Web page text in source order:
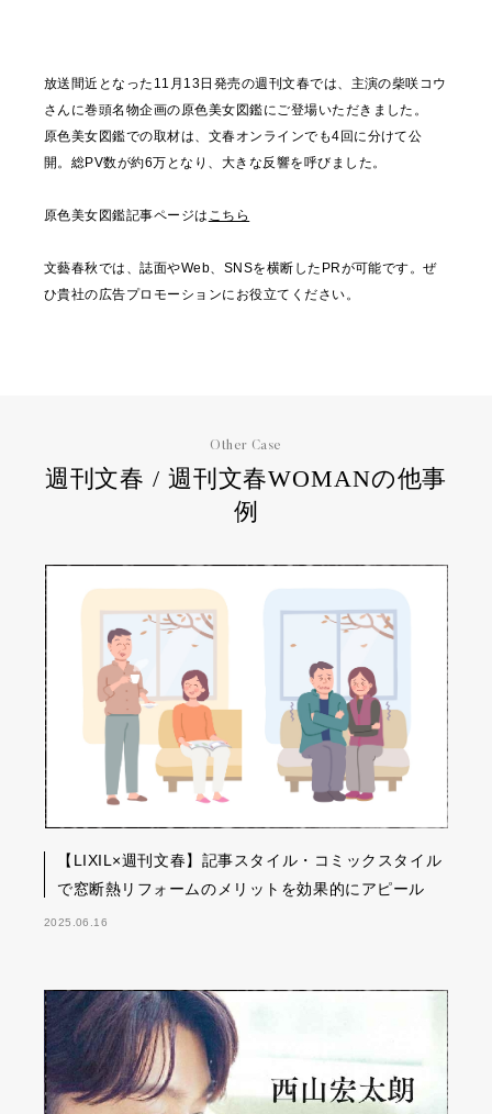
放送間近となった11月13日発売の週刊文春では、主演の柴咲コウ
さんに巻頭名物企画の原色美女図鑑にご登場いただきました。
原色美女図鑑での取材は、文春オンラインでも4回に分けて公
開。総PV数が約6万となり、大きな反響を呼びました。
原色美女図鑑記事ページは こちら
文藝春秋では、誌面やWeb、SNSを横断したPRが可能です。ぜ
ひ貴社の広告プロモーションにお役立てください。
Other Case
週刊文春 / 週刊文春WOMANの他事
例
【LIXIL×週刊文春】記事スタイル・コミックスタイル
で窓断熱リフォームのメリットを効果的にアピール
2025.06.16